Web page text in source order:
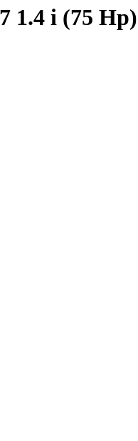
1.4 i (75